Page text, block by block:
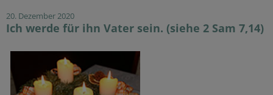
20. Dezember 2020
Ich werde für ihn Vater sein. (siehe 2 Sam 7,14)